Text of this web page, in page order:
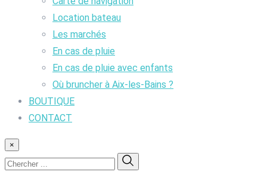
Location bateau
Les marchés
En cas de pluie
En cas de pluie avec enfants
Où bruncher à Aix-les-Bains ?
BOUTIQUE
CONTACT
×